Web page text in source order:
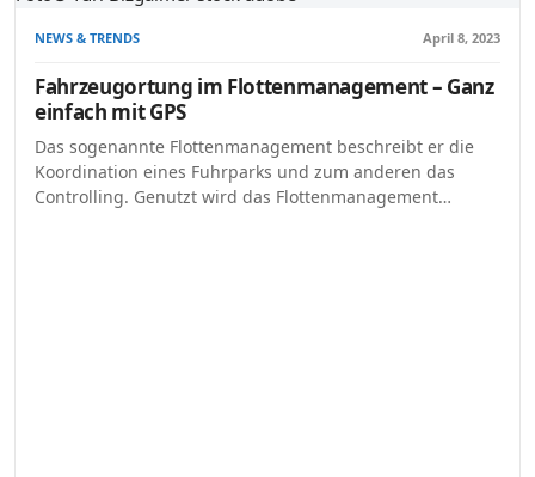
NEWS & TRENDS April 8, 2023
Fahrzeugortung im Flottenmanagement – Ganz
einfach mit GPS
Das sogenannte Flottenmanagement beschreibt er die
Koordination eines Fuhrparks und zum anderen das
Controlling. Genutzt wird das Flottenmanagement…